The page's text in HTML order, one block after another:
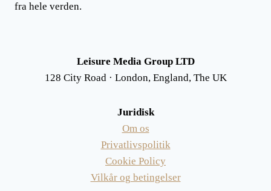
fra hele verden.
Leisure Media Group LTD
128 City Road · London, England, The UK
Juridisk
Om os
Privatlivspolitik
Cookie Policy
Vilkår og betingelser